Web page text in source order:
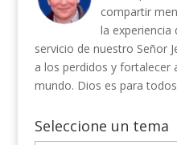
compartir
la experiencia
servicio de nuestro Señor
a los perdidos y fortalecer
mundo. Dios es para
Seleccione un tema